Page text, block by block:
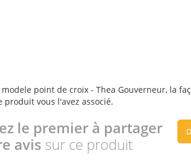
point de croix - Thea Gouverneur, la
vous l'avez associé.
le premier à partager
avis sur ce produit